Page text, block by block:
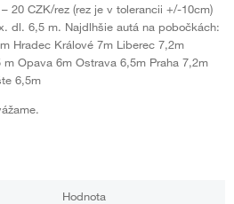
20 CZK/rez (rez je v tolerancii +/-10cm)
dl. 6,5 m. Najdlhšie autá na pobočkách:
Hradec Králové 7m Liberec 7,2m
Opava 6m Ostrava 6,5m Praha 7,2m
6,5m
Hodnota